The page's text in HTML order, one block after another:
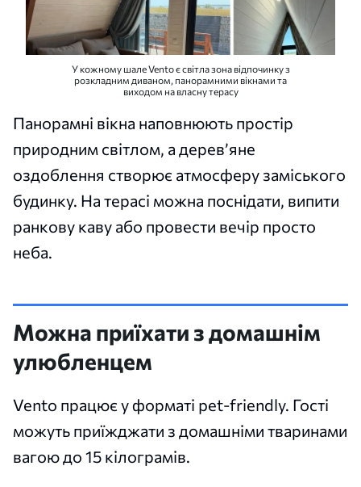
У кожному шале Vento є світла зона відпочинку з
розкладним диваном, панорамними вікнами та
виходом на власну терасу
Панорамні вікна наповнюють простір
природним світлом, а дерев’яне
оздоблення створює атмосферу заміського
будинку. На терасі можна поснідати, випити
ранкову каву або провести вечір просто
неба.
Можна приїхати з домашнім
улюбленцем
Vento працює у форматі pet-friendly. Гості
можуть приїжджати з домашніми тваринами
вагою до 15 кілограмів.